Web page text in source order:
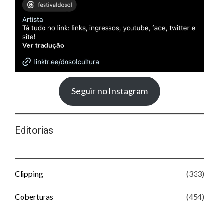
Seguir no Instagram
Editorias
Clipping (333)
Coberturas (454)